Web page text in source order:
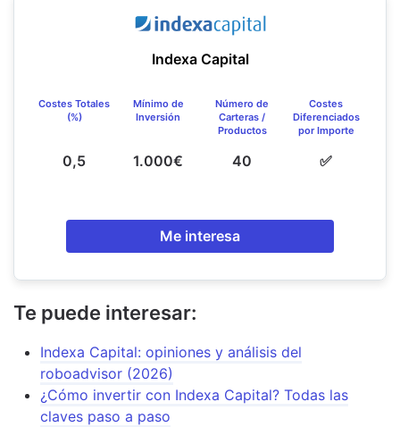
Indexa Capital
Costes Totales
(%)
0,5
Mínimo de
Inversión
1.000€
Número de
Carteras /
Productos
40
Costes
Diferenciados
por Importe
✅
Me interesa
Te puede interesar:
Indexa Capital: opiniones y análisis del
roboadvisor (2026)
¿Cómo invertir con Indexa Capital? Todas las
claves paso a paso